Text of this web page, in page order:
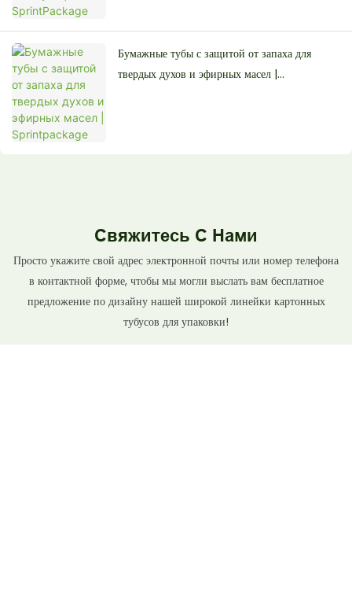
Бумажные тубы с защитой от запаха для
твердых духов и эфирных масел |
Свяжитесь С Нами
Просто укажите свой адрес электронной почты или номер телефона
в контактной форме, чтобы мы могли выслать вам бесплатное
предложение по дизайну нашей широкой линейки картонных
тубусов для упаковки!